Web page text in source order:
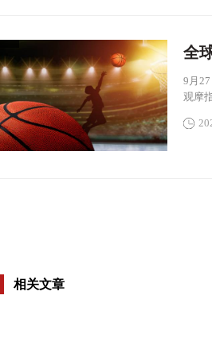
全
9月
观摩
相关文章